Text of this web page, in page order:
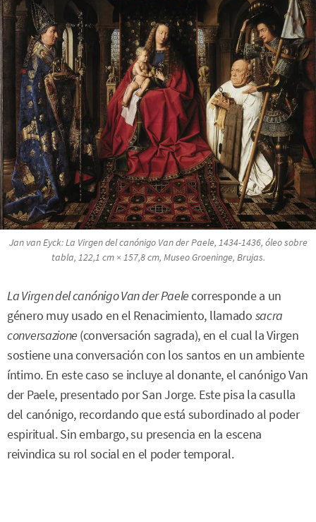
Jan van Eyck:La Virgen del canónigo Van der Paele, 1434-1436, óleo sobre
tabla, 122,1 cm × 157,8 cm, Museo Groeninge, Brujas.
La Virgen del canónigo Van der Paelecorresponde a un
género muy usado en el Renacimiento, llamado sacra
conversazione (conversación sagrada), en el cual la Virgen
sostiene una conversación con los santos en un ambiente
íntimo. En este caso se incluye al donante, el canónigo Van
der Paele, presentado por San Jorge. Este pisa la casulla
del canónigo, recordando que está subordinado al poder
espiritual. Sin embargo, su presencia en la escena
reivindica su rol social en el poder temporal.